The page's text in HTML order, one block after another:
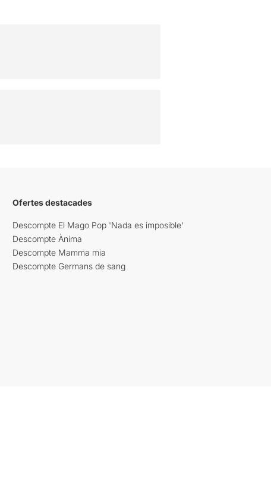
Ofertes destacades
Descompte El Mago Pop 'Nada es imposible'
Descompte Ànima
Descompte Mamma mia
Descompte Germans de sang